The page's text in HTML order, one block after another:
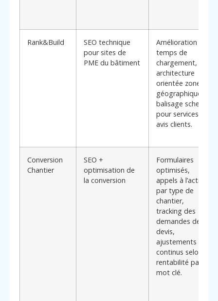
Rank&Build
SEO technique
pour sites de
PME du bâtiment
Amélioration des
temps de
chargement,
architecture
orientée zones
géographiques,
balisage schema
pour services et
avis clients.
Conversion
Chantier
SEO +
optimisation de
la conversion
Formulaires
optimisés,
appels à l’action
par type de
chantier,
tracking des
demandes de
devis,
ajustements
continus selon la
rentabilité par
mot clé.